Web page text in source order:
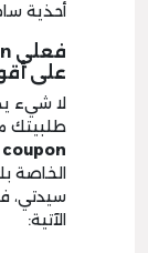
أحذية
على
لا شيء
طلبيتك
الخاصة
سيدتي،
الآتية: